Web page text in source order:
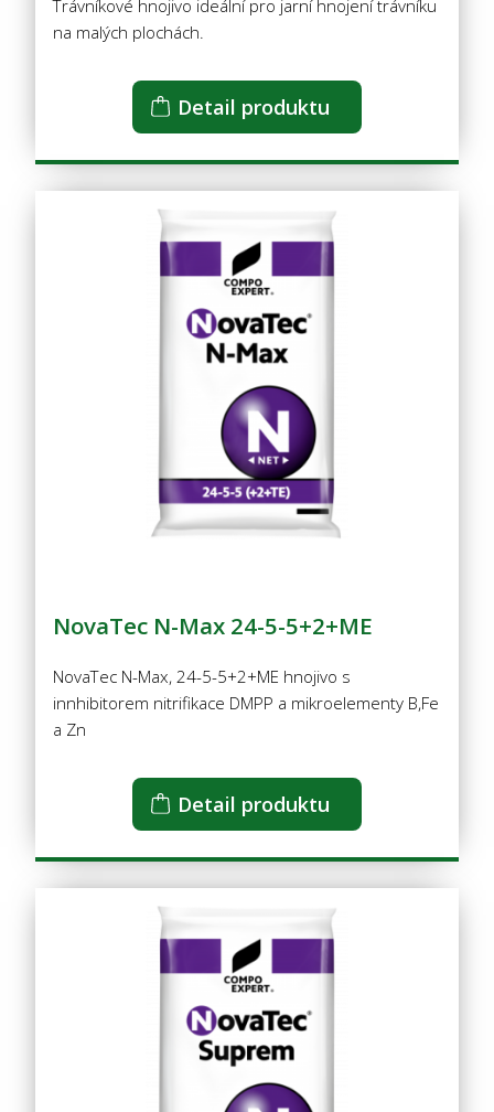
Trávníkové hnojivo ideální pro jarní hnojení trávníku
na malých plochách.
Detail produktu
NovaTec N-Max 24-5-5+2+ME
NovaTec N-Max, 24-5-5+2+ME hnojivo s
innhibitorem nitrifikace DMPP a mikroelementy B,Fe
a Zn
Detail produktu